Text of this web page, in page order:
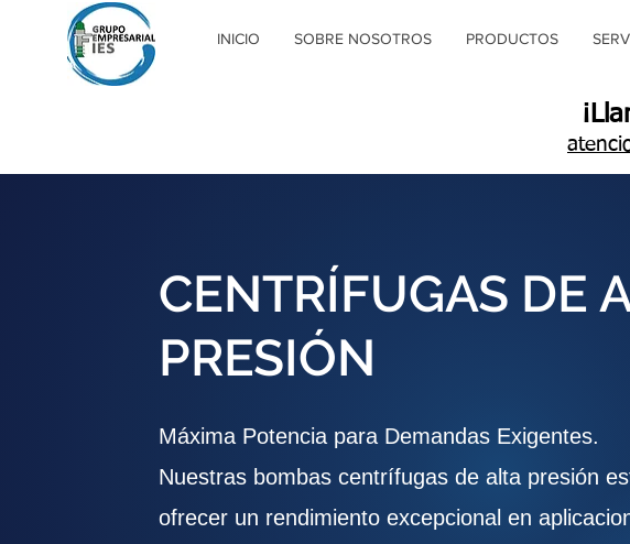
INICIO SOBRE NOSOTROS PRODUCTOS
CENTRÍFUGAS DE
PRESIÓN
Máxima Potencia para Demandas Exigentes.
Nuestras bombas centrífugas de alta presión
ofrecer un rendimiento excepcional en